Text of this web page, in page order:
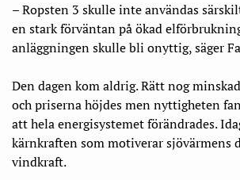
– Ropsten 3 skulle inte användas
en stark förväntan på ökad
anläggningen skulle bli onyttig, säger
Den dagen kom aldrig. Rätt nog
och priserna höjdes men nyttigheten
att hela energisystemet förändrades.
kärnkraften som motiverar sjövärmens
vindkraft.